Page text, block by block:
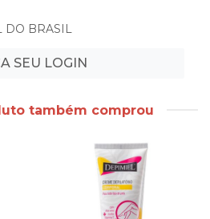
DO BRASIL
SEU LOGIN
também comprou